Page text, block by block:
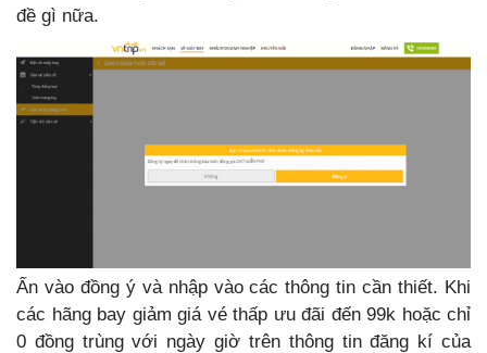
đề gì nữa.
Ấn vào đồng ý và nhập vào các thông tin cần thiết. Khi
các hãng bay giảm giá vé thấp ưu đãi đến 99k hoặc chỉ
0 đồng trùng với ngày giờ trên thông tin đăng kí của